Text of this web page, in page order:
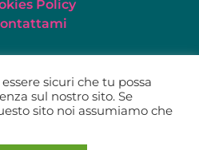
Policy
02579520418
sicuri che tu possa
sul nostro sito. Se
sito noi assumiamo che